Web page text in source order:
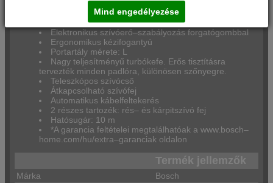
Tömeg: 4.711 kg (szívótartozék nélkül)
Könnyen kezelhető portartály: egyszerűen kivehető
és kiüríthető.
Elektronikus szívóerő–szabályozás forgatógombbal
Ergonomikus kézifogantyú
Portartály mérete: L
Nagy teljesítményű turbókefe. Erős tisztításra
tervezték minden padlóra, különösen szőnyegre.
Teleszkópos szívócső
Átkapcsolható szívófej
Automatikus kábelfeltekerés
2 részes tartozék: rés– és kárpitszívó fej
Hatósugár: 10 m
*A garancia feltételei megtalálhatóak a www.bosch–
home.com/hu/extra–garanciak oldalon
Termék jellemzők
Márka
Bosch
Mind engedélyezése